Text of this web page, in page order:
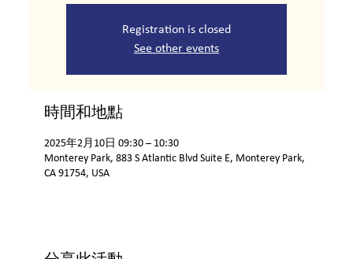
Registration is closed
See other events
時間和地點
2025年2月10日 09:30 – 10:30
Monterey Park, 883 S Atlantic Blvd Suite E, Monterey Park,
CA 91754, USA